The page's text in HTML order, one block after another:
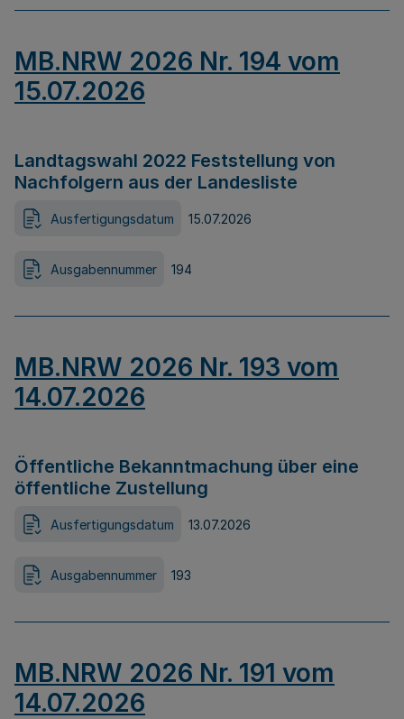
MB.NRW 2026 Nr. 194 vom
15.07.2026
Landtagswahl 2022 Feststellung von
Nachfolgern aus der Landesliste
Ausfertigungsdatum 15.07.2026
Ausgabennummer 194
MB.NRW 2026 Nr. 193 vom
14.07.2026
Öffentliche Bekanntmachung über eine
öffentliche Zustellung
Ausfertigungsdatum 13.07.2026
Ausgabennummer 193
MB.NRW 2026 Nr. 191 vom
14.07.2026